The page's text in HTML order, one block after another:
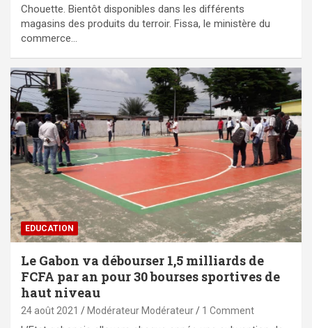
Chouette. Bientôt disponibles dans les différents
magasins des produits du terroir. Fissa, le ministère du
commerce…
EDUCATION
Le Gabon va débourser 1,5 milliards de
FCFA par an pour 30 bourses sportives de
haut niveau
24 août 2021 Modérateur Modérateur 1 Comment